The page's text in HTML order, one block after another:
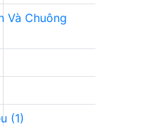
Và Chuông
(1)